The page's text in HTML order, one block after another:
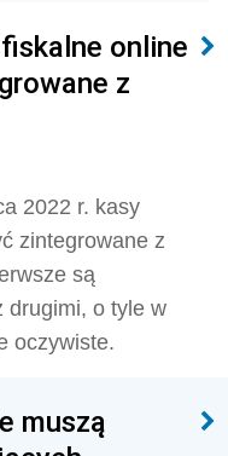
online
z
2022 r. kasy
zintegrowane z
są
drugimi, o tyle w
oczywiste.
muszą